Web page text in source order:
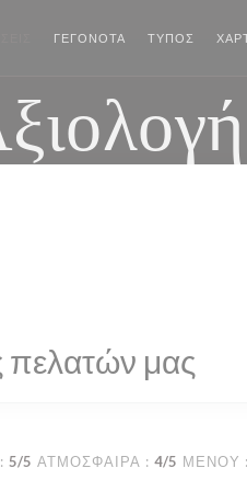
ΓΕΓΟΝΌΤΑ ΤΎΠΟΣ
πελατών μας
: 5/5 ΑΤΜΌΣΦΑΙΡΑ : 4/5 ΜΕΝΟΎ :